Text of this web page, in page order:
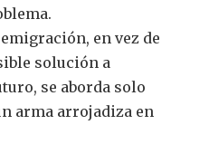
en vez de
solución a
se aborda solo
arma arrojadiza en